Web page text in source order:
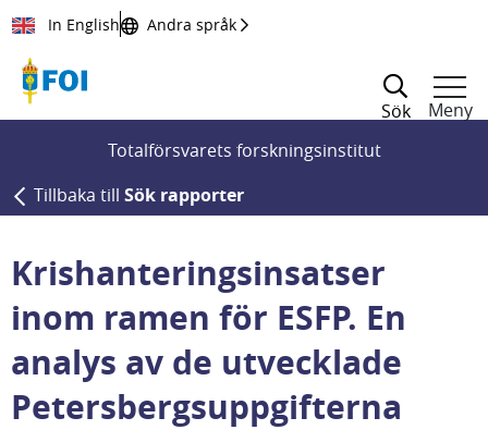
Till innehållet
In English Andra språk
Sök
Meny
Totalförsvarets forskningsinstitut
Tillbaka till Sök rapporter
Krishanteringsinsatser
inom ramen för ESFP. En
analys av de utvecklade
Petersbergsuppgifterna